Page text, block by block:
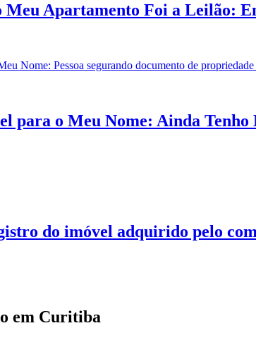
Meu Apartamento Foi a Leilão:
para o Meu Nome: Ainda
do imóvel adquirido pelo
em Curitiba